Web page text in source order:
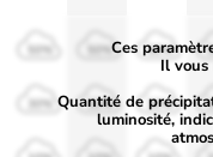
50%
30%
50%
30%
50%
30%
Ces
Il vous
Quantité de
luminosité,